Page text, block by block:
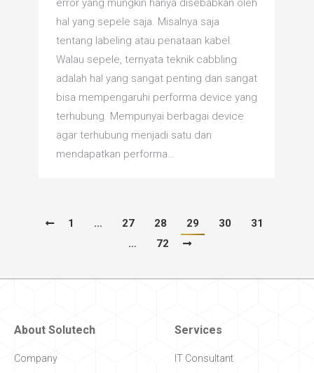
error yang mungkin hanya disebabkan oleh
hal yang sepele saja. Misalnya saja
tentang labeling atau penataan kabel.
Walau sepele, ternyata teknik cabbling
adalah hal yang sangat penting dan sangat
bisa mempengaruhi performa device yang
terhubung. Mempunyai berbagai device
agar terhubung menjadi satu dan
mendapatkan performa…
1 … 27 28 29 30
31
…
72
About Solutech
Company
Services
IT Consultant